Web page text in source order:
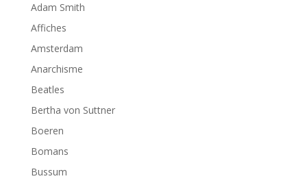
Adam Smith
Affiches
Amsterdam
Anarchisme
Beatles
Bertha von Suttner
Boeren
Bomans
Bussum